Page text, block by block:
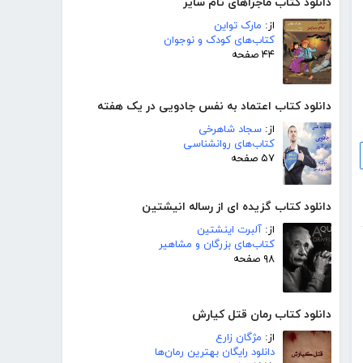
از: مارک تواین
کتاب‌های کودک و نوجوان
۴۴ صفحه
دانلود کتاب اعتماد به نفس جادویی در یک هفته
از: سجاد شاهرخی
کتاب‌های روانشناسی
۵۷ صفحه
دانلود کتاب گزیده ای از رساله انیشتین
از: آلبرت اینشتین
کتاب‌های بزرگان و مشاهیر
۹۸ صفحه
دانلود کتاب رمان قتل کیارش
از: مژگان زارع
دانلود رایگان بهترین رمان‌ها